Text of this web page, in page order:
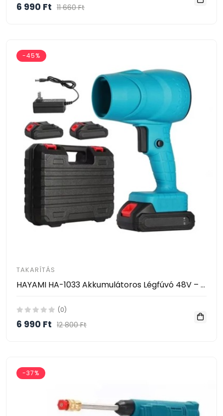
6 990 Ft 11 660 Ft
-45%
TAKARÍTÁS
HAYAMI HA-1033 Akkumulátoros Légfúvó 48V – Vezeték Nélküli Tisztító Ventilátor 2 Akkumulátorral
(0)
6 990 Ft 12 800 Ft
-37%